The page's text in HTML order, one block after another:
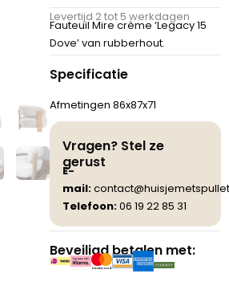
aantal
Levertijd 2 tot 5 werkdagen
Fauteuil Mire crème ‘Legacy 15
Dove’ van rubberhout.
Specificatie
Afmetingen 86x87x71
Vragen? Stel ze
gerust
E-
mail:
Telefoon:06 19 22 85 31
Beveiligd betalen met: